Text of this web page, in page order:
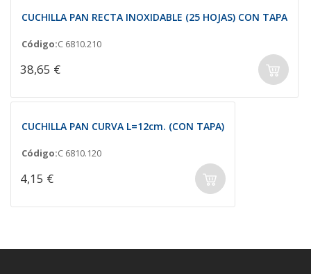
CUCHILLA PAN RECTA INOXIDABLE (25 HOJAS) CON TAPA
Código:C 6810.210
38,65 €
CUCHILLA PAN CURVA L=12cm. (CON TAPA)
Código:C 6810.120
4,15 €